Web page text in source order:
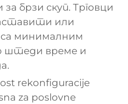
за брзи скуп. Трговци
или
минималним
време и
rekonfiguracije
za poslovne